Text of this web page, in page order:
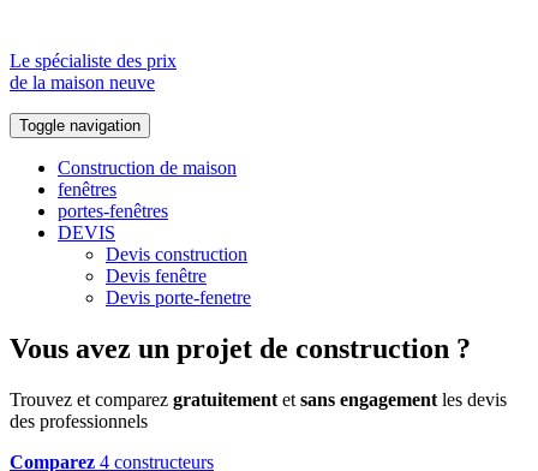
Le spécialiste des prix
de la maison neuve
Toggle navigation
Construction de maison
fenêtres
portes-fenêtres
DEVIS
Devis construction
Devis fenêtre
Devis porte-fenetre
Vous avez un projet de construction ?
Trouvez et comparez gratuitement et sans engagement les devis
des professionnels
Comparez 4 constructeurs